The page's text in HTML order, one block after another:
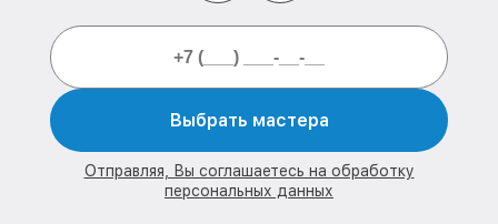
Выбрать мастера
Отправляя, Вы соглашаетесь на обработку
персональных данных